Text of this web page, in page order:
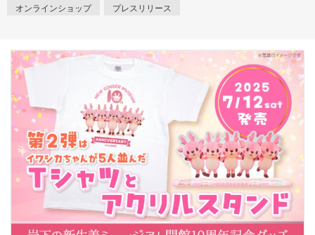
採用情報 本社所在地
> ミュージアム
> オンラインショップ
> メディア掲載
> その他
ジアム
> その他
岩下の新生姜について 岩下のらっきょうにつ
岩下の新生姜万年筆インク 書く描くコンテ
スト
岩下の新生姜Sing＆
～ニュージンジャーイ
オンラインショップ
プレスリリース